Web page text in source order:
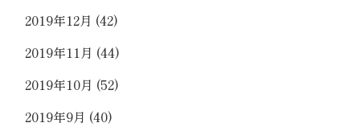
2019年12月 (42)
2019年11月 (44)
2019年10月 (52)
2019年9月 (40)